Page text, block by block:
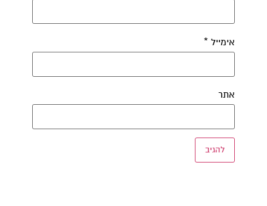
אימייל*